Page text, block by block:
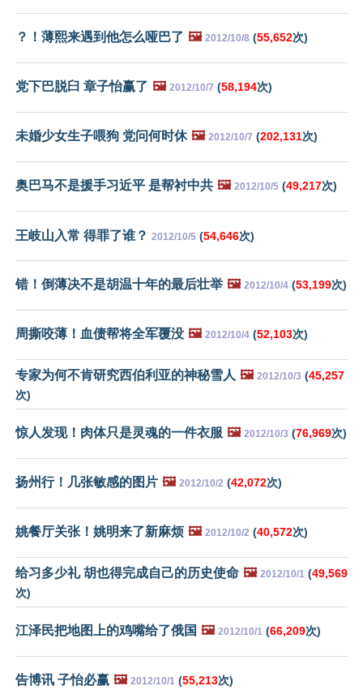
？！薄熙来遇到他怎么哑巴了 🖼️ 2012/10/8 (55,652次)
党下巴脱臼 章子怡赢了 🖼️ 2012/10/7 (58,194次)
未婚少女生子喂狗 党问何时休 🖼️ 2012/10/7 (202,131次)
奥巴马不是援手习近平 是帮衬中共 🖼️ 2012/10/5 (49,217次)
王岐山入常 得罪了谁？ 2012/10/5 (54,646次)
错！倒薄决不是胡温十年的最后壮举 🖼️ 2012/10/4 (53,199次)
周撕咬薄！血债帮将全军覆没 🖼️ 2012/10/4 (52,103次)
专家为何不肯研究西伯利亚的神秘雪人 🖼️ 2012/10/3 (45,257
次)
惊人发现！肉体只是灵魂的一件衣服 🖼️ 2012/10/3 (76,969次)
扬州行！几张敏感的图片 🖼️ 2012/10/2 (42,072次)
姚餐厅关张！姚明来了新麻烦 🖼️ 2012/10/2 (40,572次)
给习多少礼 胡也得完成自己的历史使命 🖼️ 2012/10/1 (49,569
次)
江泽民把地图上的鸡嘴给了俄国 🖼️ 2012/10/1 (66,209次)
告博讯 子怡必赢 🖼️ 2012/10/1 (55,213次)